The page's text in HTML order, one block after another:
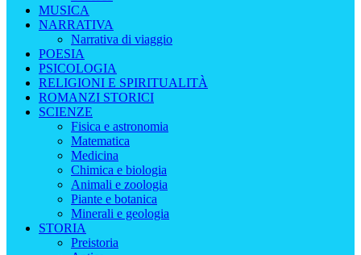
MUSICA
NARRATIVA
Narrativa di viaggio
POESIA
PSICOLOGIA
RELIGIONI E SPIRITUALITÀ
ROMANZI STORICI
SCIENZE
Fisica e astronomia
Matematica
Medicina
Chimica e biologia
Animali e zoologia
Piante e botanica
Minerali e geologia
STORIA
Preistoria